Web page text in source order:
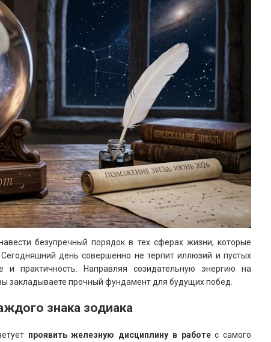
безупречный порядок в тех сферах жизни, которые
день совершенно не терпит иллюзий и пустых
практичность. Направляя созидательную энергию на
закладываете прочный фундамент для будущих побед.
знака зодиака
проявить железную дисциплину в работес самого